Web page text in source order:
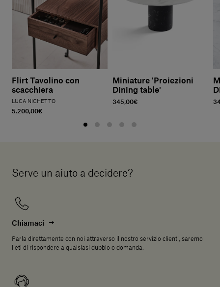
Flirt Tavolino con
scacchiera
LUCA NICHETTO
5.200,00€
Miniature 'Proiezioni
Dining table'
345,00€
Serve un aiuto a decidere?
Chiamaci
Parla direttamente con noi attraverso il nostro servizio clienti, saremo
lieti di rispondere a qualsiasi dubbio o domanda.